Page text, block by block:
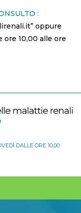
:
oppure
ore 10,00 alle ore
DALLE ORE 10,00